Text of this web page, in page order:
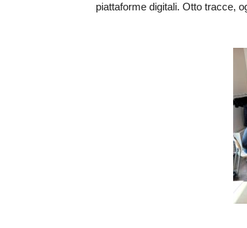
piattaforme digitali. Otto tracce,